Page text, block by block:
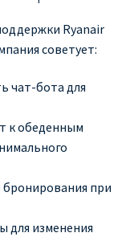
Ryanair
советует:
чат-бота для
к обеденным
при
для изменения